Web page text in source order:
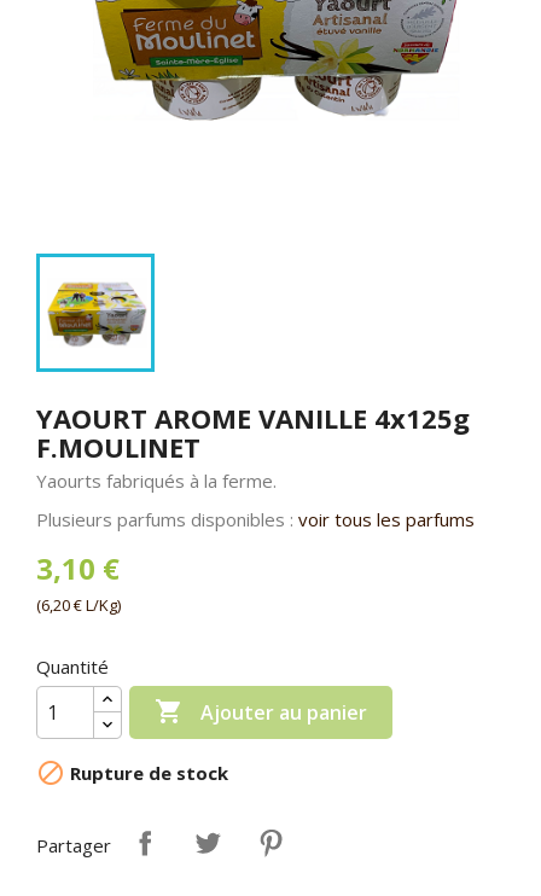
YAOURT AROME VANILLE 4x125g
F.MOULINET
Yaourts fabriqués à la ferme.
Plusieurs parfums disponibles : voir tous les parfums
3,10 €
(6,20 € L/Kg)
Quantité
 Ajouter au panier
 Rupture de stock
Partager